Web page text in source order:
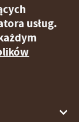
usług.